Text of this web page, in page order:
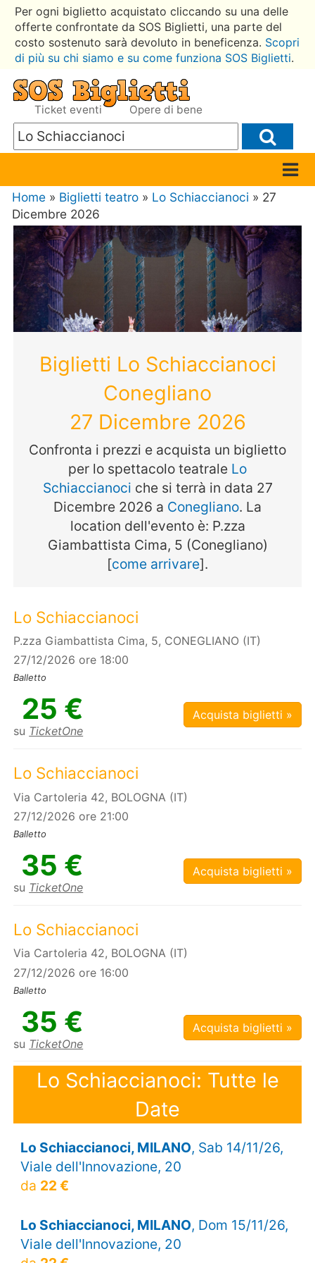
Per ogni biglietto acquistato cliccando su una delle
offerte confrontate da SOS Biglietti, una parte del
costo sostenuto sarà devoluto in beneficenza. Scopri
di più su chi siamo e su come funziona SOS Biglietti.
Ticket eventi Opere di bene
Home » Biglietti teatro » Lo Schiaccianoci » 27
Dicembre 2026
Biglietti Lo Schiaccianoci
Conegliano
27 Dicembre 2026
Confronta i prezzi e acquista un biglietto
per lo spettacolo teatrale Lo
Schiaccianoci che si terrà in data 27
Dicembre 2026 a Conegliano. La
location dell'evento è: P.zza
Giambattista Cima, 5 (Conegliano)
[come arrivare].
Lo Schiaccianoci
P.zza Giambattista Cima, 5, CONEGLIANO (IT)
27/12/2026 ore 18:00
Balletto
25 €
su TicketOne
Acquista biglietti »
Lo Schiaccianoci
Via Cartoleria 42, BOLOGNA (IT)
27/12/2026 ore 21:00
Balletto
35 €
su TicketOne
Acquista biglietti »
Lo Schiaccianoci
Via Cartoleria 42, BOLOGNA (IT)
27/12/2026 ore 16:00
Balletto
35 €
su TicketOne
Acquista biglietti »
Lo Schiaccianoci: Tutte le
Date
Lo Schiaccianoci, MILANO, Sab 14/11/26,
Viale dell'Innovazione, 20
da 22 €
Lo Schiaccianoci, MILANO, Dom 15/11/26,
Viale dell'Innovazione, 20